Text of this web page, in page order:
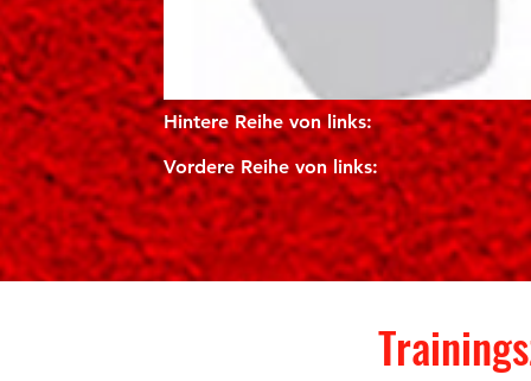
Hintere Reihe von links:
Vordere Reihe von links: